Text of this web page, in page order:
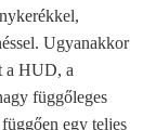
Ugyanakkor
a HUD, a
függőleges
egy teljes